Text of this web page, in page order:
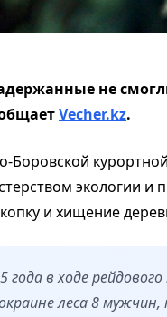
не
Vecher.kz.
Боровской
экологии и
и хищение
года в ходе
леса 8